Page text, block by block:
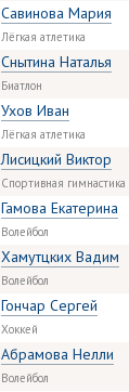
Савинова Мария
Лёгкая атлетика
Снытина Наталья
Биатлон
Ухов Иван
Лёгкая атлетика
Лисицкий Виктор
Спортивная гимнастика
Гамова Екатерина
Волейбол
Хамутцких Вадим
Волейбол
Гончар Сергей
Хоккей
Абрамова Нелли
Волейбол